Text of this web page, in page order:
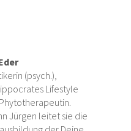
(psych.),
Lifestyle
Jürgen leitet sie die